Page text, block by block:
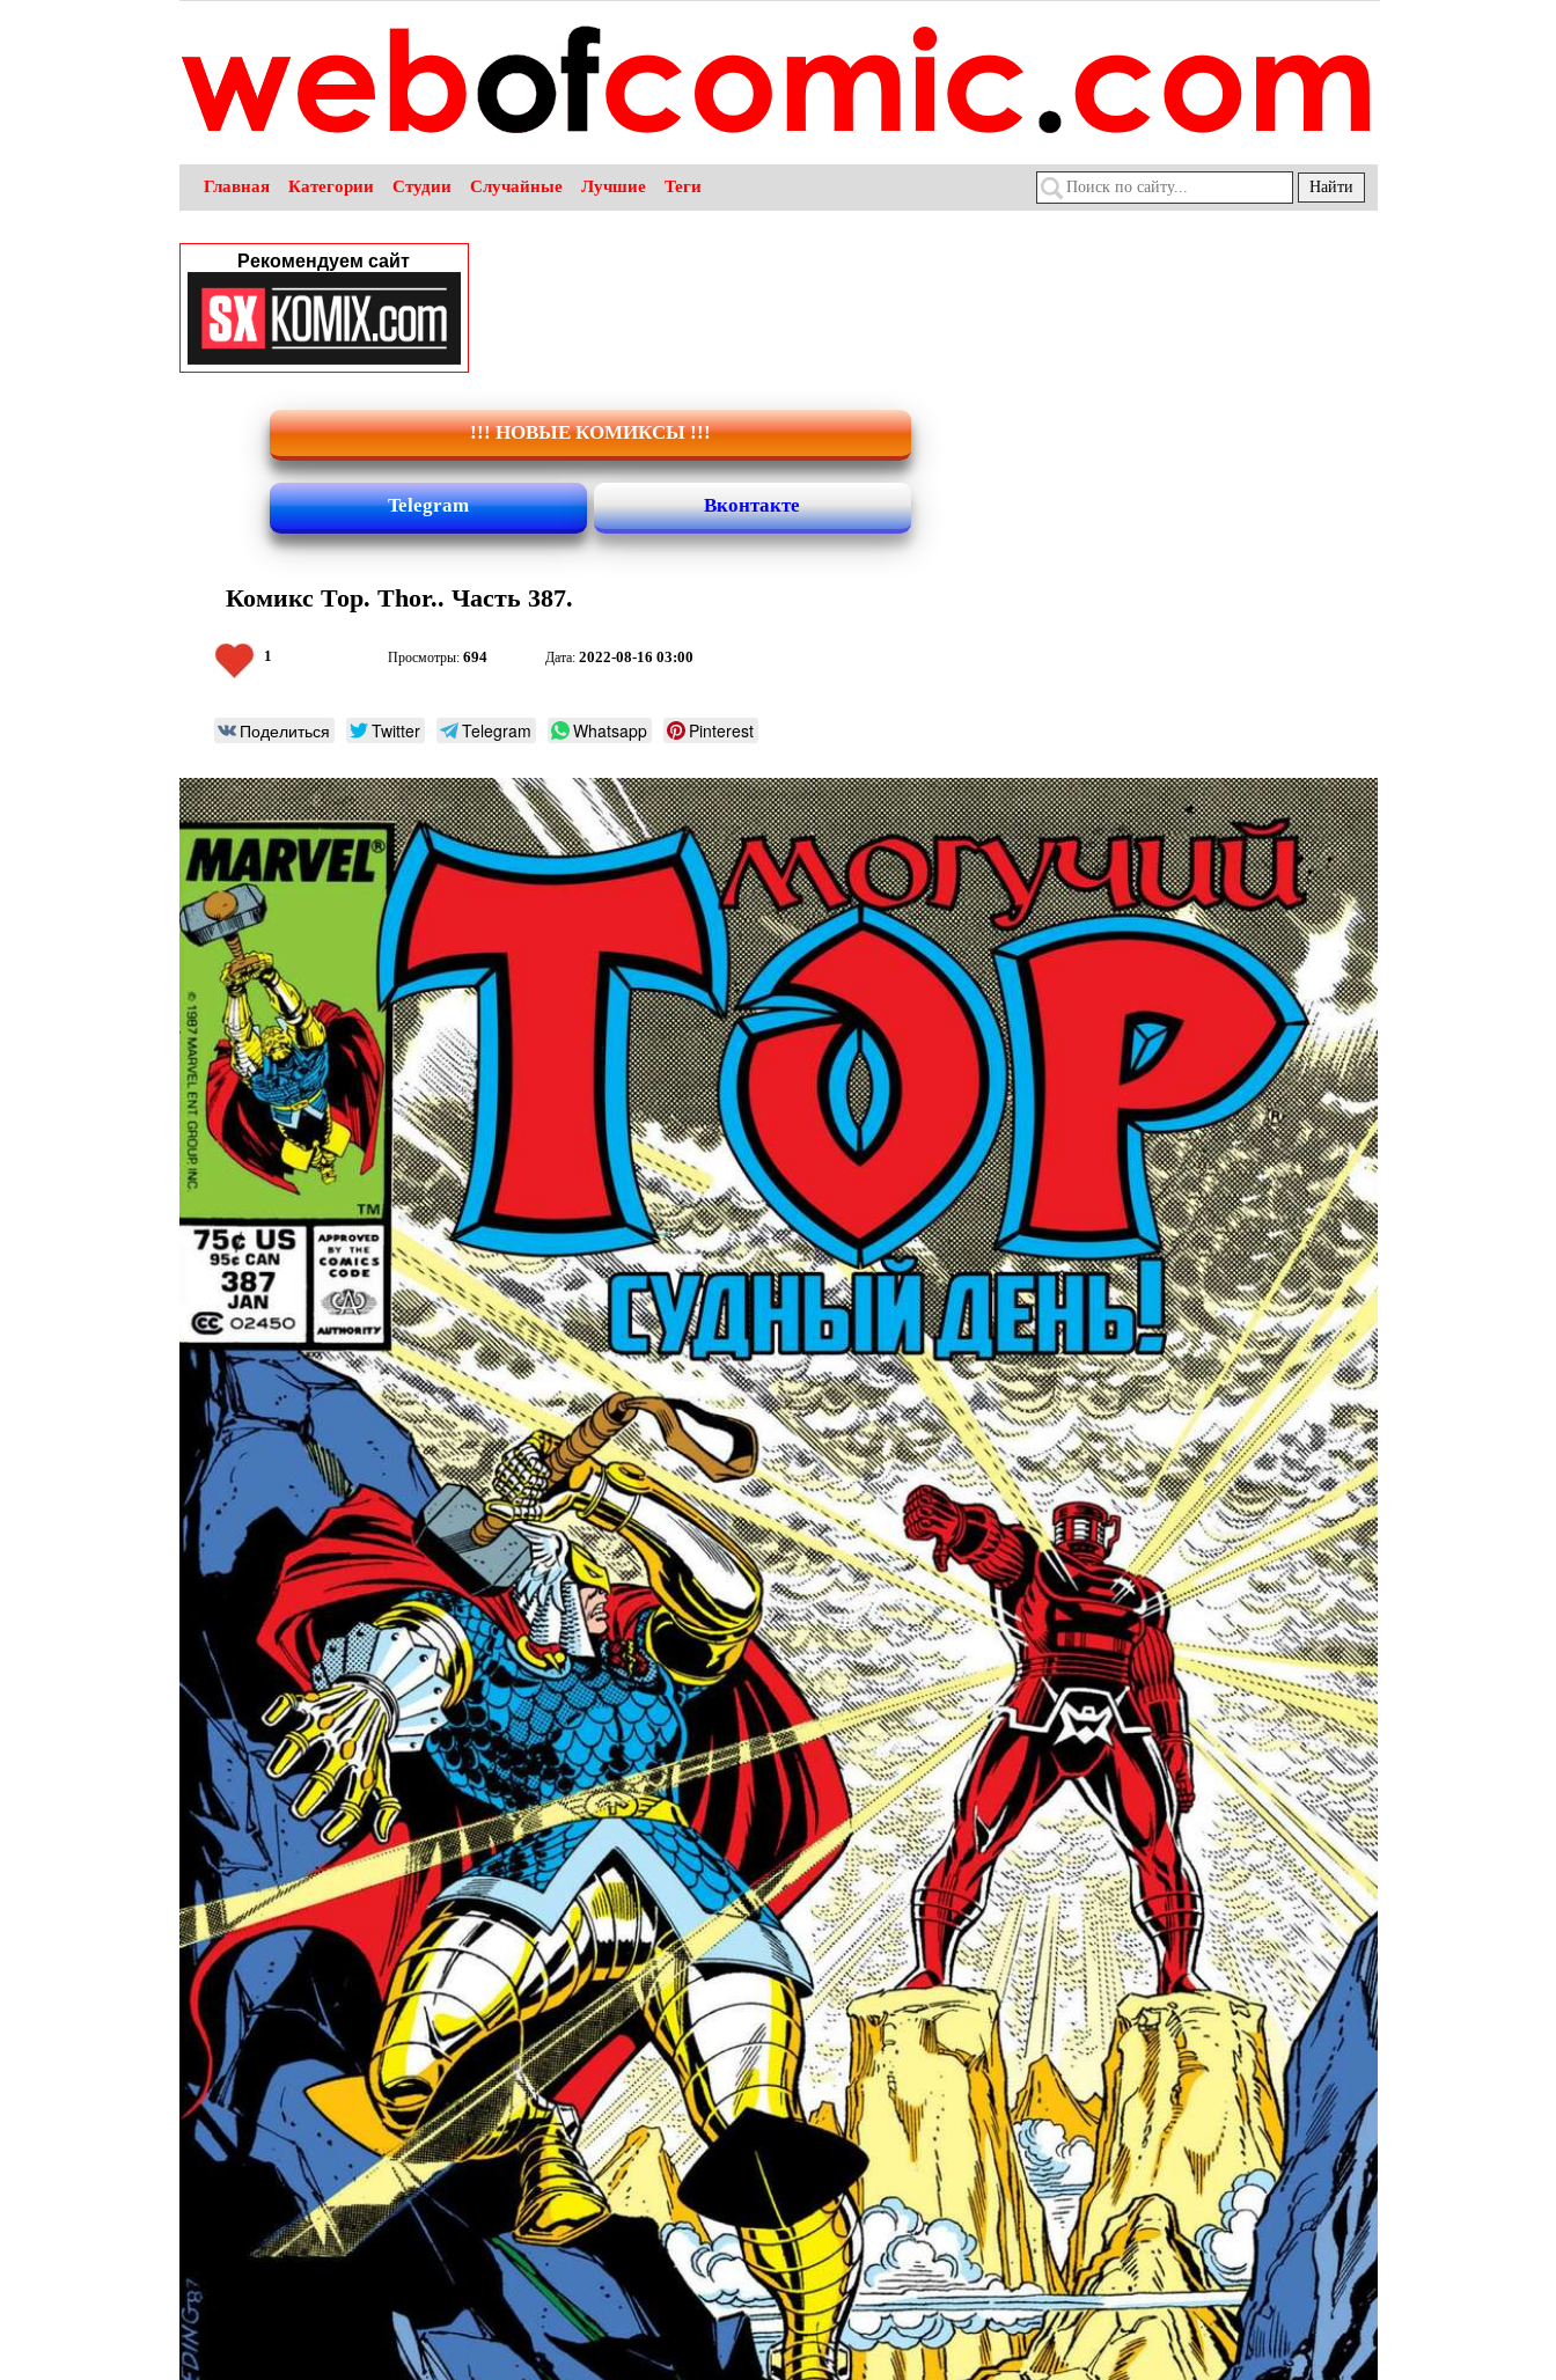
Главная Категории Студии Случайные Лучшие Теги
Рекомендуем сайт
!!! НОВЫЕ КОМИКСЫ !!!
Telegram Вконтакте
Комикс Тор. Thor.. Часть 387.
1 Просмотры: 694 Дата: 2022-08-16 03:00
Поделиться Twitter Telegram Whatsapp Pinterest